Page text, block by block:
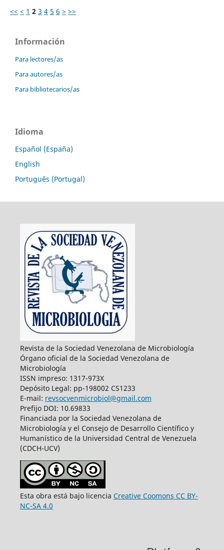
<< < 1 2 3 4 5 6 > >>
Información
Para lectores/as
Para autores/as
Para bibliotecarios/as
Idioma
Español (España)
English
Português (Portugal)
Revista de la Sociedad Venezolana de Microbiología
Órgano oficial de la Sociedad Venezolana de
Microbiología
ISSN impreso: 1317-973X
Depósito Legal: pp-198002 CS1233
E-mail: revsocvenmicrobiol@gmail.com
Prefijo DOI: 10.69833
Financiada por la Sociedad Venezolana de
Microbiología y el Consejo de Desarrollo Científico y
Humanístico de la Universidad Central de Venezuela
(CDCH-UCV)
Esta obra está bajo licencia Creative Coomons CC BY-
NC-SA 4.0